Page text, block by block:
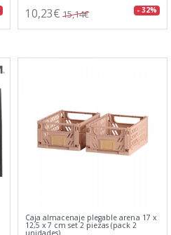
10,23€ 15,14€ - 32%
Caja almacenaje plegable arena 17 x
12,5 x 7 cm set 2 piezas (pack 2
unidades)